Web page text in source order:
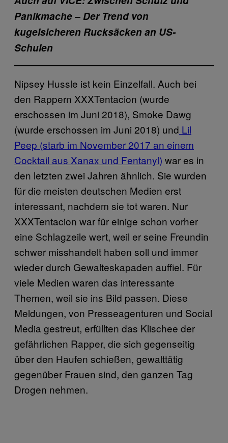
Panikmache – Der Trend von
kugelsicheren Rucksäcken an US-
Schulen
Nipsey Hussle ist kein Einzelfall. Auch bei
den Rappern XXXTentacion (wurde
erschossen im Juni 2018), Smoke Dawg
(wurde erschossen im Juni 2018) und Lil
Peep (starb im November 2017 an einem
Cocktail aus Xanax und Fentanyl) war es in
den letzten zwei Jahren ähnlich. Sie wurden
für die meisten deutschen Medien erst
interessant, nachdem sie tot waren. Nur
XXXTentacion war für einige schon vorher
eine Schlagzeile wert, weil er seine Freundin
schwer misshandelt haben soll und immer
wieder durch Gewalteskapaden auffiel. Für
viele Medien waren das interessante
Themen, weil sie ins Bild passen. Diese
Meldungen, von Presseagenturen und Social
Media gestreut, erfüllten das Klischee der
gefährlichen Rapper, die sich gegenseitig
über den Haufen schießen, gewalttätig
gegenüber Frauen sind, den ganzen Tag
Drogen nehmen.